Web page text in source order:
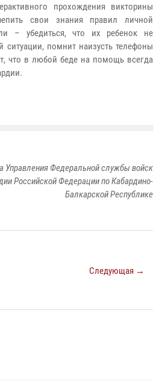
прохождения викторины
свои знания правил личной
– убедиться, что их ребенок не
ситуации, помнит наизусть телефоны
что в любой беде на помощь всегда
Управления Федеральной службы войск
Российской Федерации по Кабардино-
Балкарской Республике
Следующая →